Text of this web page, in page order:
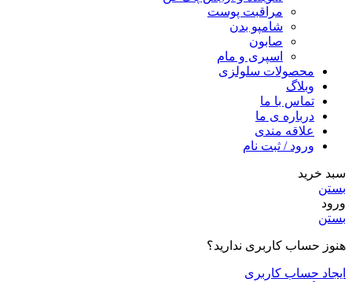
مراقبت پوست
شامپو بدن
صابون
اسپری و مام
محصولات سلولزی
وبلاگ
تماس با ما
درباره ی ما
علاقه مندی
ورود / ثبت نام
سبد خرید
بستن
ورود
بستن
هنوز حساب کاربری ندارید؟
ایجاد حساب کاربری